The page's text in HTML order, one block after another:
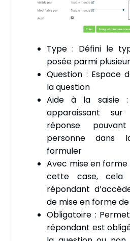
Type : Défini le
posée parmi
Question : Espace
la question
Aide à la saisie :
apparaissant
réponse
personne dans
formuler
Avec mise en forme
cette case, cela
répondant
de mise en forme
Obligatoire :
répondant est